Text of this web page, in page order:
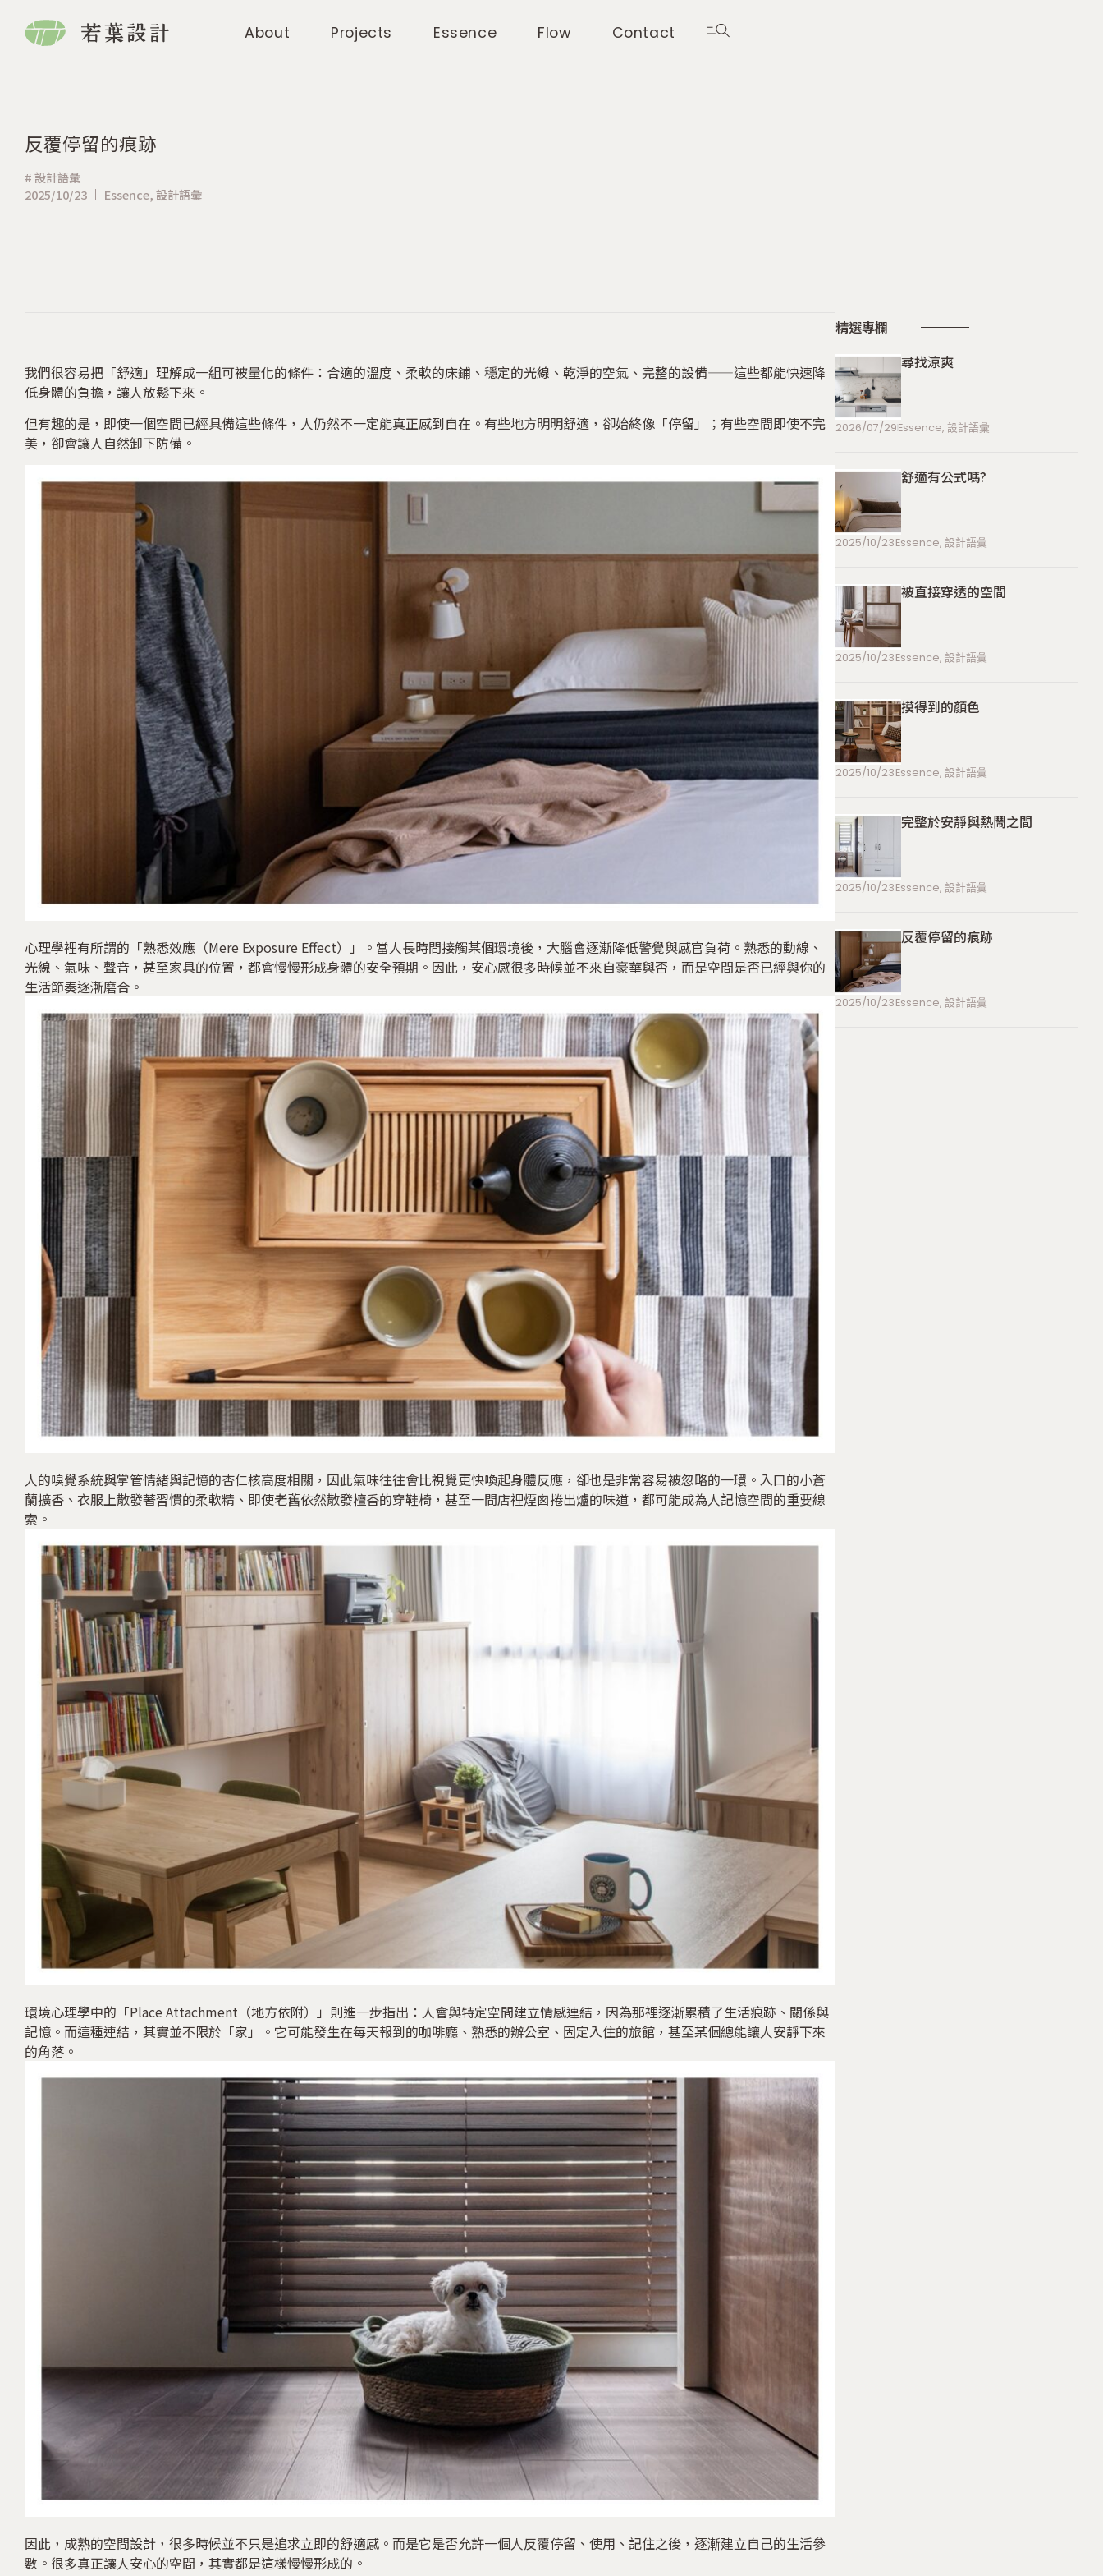
About Projects Essence Flow Contact
反覆停留的痕跡
#設計語彙
2025/10/23
Essence,設計語彙
我們很容易把「舒適」理解成一組可被量化的條件：合適的溫度、柔軟的床鋪、穩定的光線、乾淨的空氣、完整的設備——這些都能快速降
低身體的負擔，讓人放鬆下來。
但有趣的是，即使一個空間已經具備這些條件，人仍然不一定能真正感到自在。有些地方明明舒適，卻始終像「停留」；有些空間即使不完
美，卻會讓人自然卸下防備。
心理學裡有所謂的「熟悉效應（Mere Exposure Effect）」。當人長時間接觸某個環境後，大腦會逐漸降低警覺與感官負荷。熟悉的動線、
光線、氣味、聲音，甚至家具的位置，都會慢慢形成身體的安全預期。因此，安心感很多時候並不來自豪華與否，而是空間是否已經與你的
生活節奏逐漸磨合。
人的嗅覺系統與掌管情緒與記憶的杏仁核高度相關，因此氣味往往會比視覺更快喚起身體反應，卻也是非常容易被忽略的一環。入口的小蒼
蘭擴香、衣服上散發著習慣的柔軟精、即使老舊依然散發檀香的穿鞋椅，甚至一間店裡煙囪捲出爐的味道，都可能成為人記憶空間的重要線
索。
環境心理學中的「Place Attachment（地方依附）」則進一步指出：人會與特定空間建立情感連結，因為那裡逐漸累積了生活痕跡、關係與
記憶。而這種連結，其實並不限於「家」。它可能發生在每天報到的咖啡廳、熟悉的辦公室、固定入住的旅館，甚至某個總能讓人安靜下來
的角落。
因此，成熟的空間設計，很多時候並不只是追求立即的舒適感。而是它是否允許一個人反覆停留、使用、記住之後，逐漸建立自己的生活參
數。很多真正讓人安心的空間，其實都是這樣慢慢形成的。
精選專欄
尋找涼爽
2026/07/29Essence, 設計語彙
舒適有公式嗎?
2025/10/23Essence, 設計語彙
被直接穿透的空間
2025/10/23Essence, 設計語彙
摸得到的顏色
2025/10/23Essence, 設計語彙
完整於安靜與熱鬧之間
2025/10/23Essence, 設計語彙
反覆停留的痕跡
2025/10/23Essence, 設計語彙